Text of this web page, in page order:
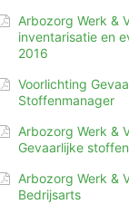
Arbozorg Werk &
inventarisatie en
2016
Voorlichting
Stoffenmanager
Arbozorg Werk &
Gevaarlijke
Arbozorg Werk &
Bedrijsarts